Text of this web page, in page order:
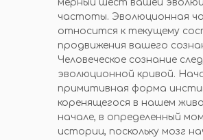
мерный шест вашей
частоты. Эволюционная
относится к текущему
продвижения вашего
Человеческое сознание
эволюционной кривой.
примитивная форма
коренящегося в нашем
начале, в определенный
истории, поскольку мозг